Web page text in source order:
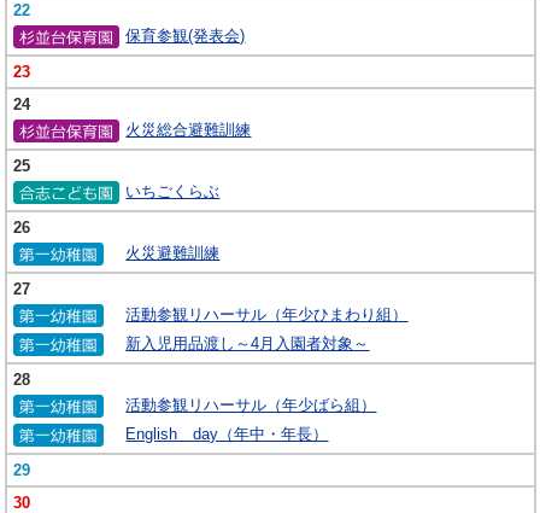
22
保育参観(発表会)
23
24
火災総合避難訓練
25
いちごくらぶ
26
火災避難訓練
27
活動参観リハーサル（年少ひまわり組）
新入児用品渡し～4月入園者対象～
28
活動参観リハーサル（年少ばら組）
English day（年中・年長）
29
30